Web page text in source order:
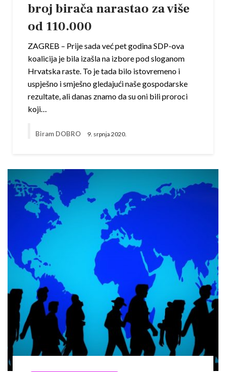
broj birača narastao za više
od 110.000
ZAGREB – Prije sada već pet godina SDP-ova
koalicija je bila izašla na izbore pod sloganom
Hrvatska raste. To je tada bilo istovremeno i
uspješno i smješno gledajući naše gospodarske
rezultate, ali danas znamo da su oni bili proroci
koji…
Biram DOBRO 9. srpnja 2020.